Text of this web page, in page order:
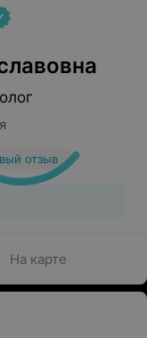
отзыв
На карте